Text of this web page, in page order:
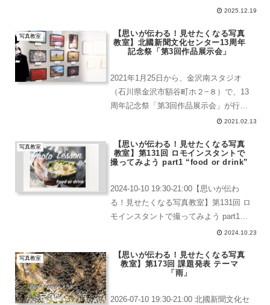
最後の講座です。この教室は、社会人の
うに夜間の講座を実施して...
2025.12.19
写真教室
【思いが伝わる！見せたくなる写真
教室】北國新聞文化センター13周年
記念祭「第3回作品展示会」
2021年1月25日から、金沢南スタジオ
（石川県金沢市額谷町ホ２−８）で、13
周年記念祭「第3回作品展示会」が行わ
れています。この展示は、北國新聞文化
す。新聞記事の写真には掲載されません
でしたが文字で写真教...
2021.02.13
写真教室
【思いが伝わる！見せたくなる写真
教室】第131回 ロモインスタントで
撮ってみよう part1 “food or drink”
2024-10-10 19:30-21:00【思いが伝わ
る！見せたくなる写真教室】第131回 ロ
モインスタントで撮ってみよう part1
"food or drink"みなさんこんばんは、今日
課...
2024.10.23
写真教室
【思いが伝わる！見せたくなる写真
教室】第173回 課題発表 テーマ
「雨」
2026-07-10 19:30-21:00 北國新聞文化セ